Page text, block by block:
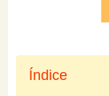
Índice